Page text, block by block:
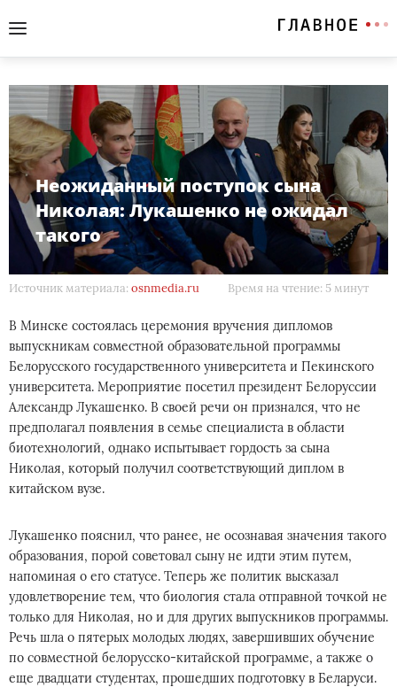
Неожиданный поступок сына
Николая: Лукашенко не ожидал
такого
Источник материала: osnmedia.ru Время на чтение: 5 минут
В Минске состоялась церемония вручения дипломов
выпускникам совместной образовательной программы
Белорусского государственного университета и Пекинского
университета. Мероприятие посетил президент Белоруссии
Александр Лукашенко. В своей речи он признался, что не
предполагал появления в семье специалиста в области
биотехнологий, однако испытывает гордость за сына
Николая, который получил соответствующий диплом в
китайском вузе.
Лукашенко пояснил, что ранее, не осознавая значения такого
образования, порой советовал сыну не идти этим путем,
напоминая о его статусе. Теперь же политик высказал
удовлетворение тем, что биология стала отправной точкой не
только для Николая, но и для других выпускников программы.
Речь шла о пятерых молодых людях, завершивших обучение
по совместной белорусско-китайской программе, а также о
еще двадцати студентах, прошедших подготовку в Беларуси.